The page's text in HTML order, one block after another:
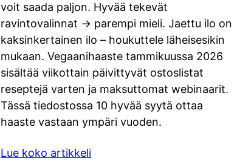
voit saada paljon. Hyvää tekevät
ravintovalinnat -> parempi mieli. Jaettu ilo on
kaksinkertainen ilo – houkuttele läheisesikin
mukaan. Vegaanihaaste tammikuussa 2026
sisältää viikottain päivittyvät ostoslistat
reseptejä varten ja maksuttomat webinaarit.
Tässä tiedostossa 10 hyvää syytä ottaa
haaste vastaan ympäri vuoden.
Lue koko artikkeli